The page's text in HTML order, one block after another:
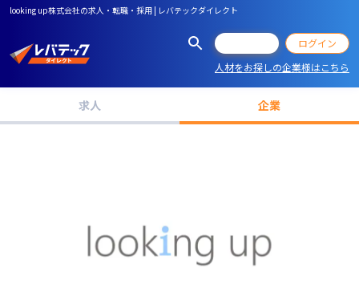
looking up株式会社の求人・転職・採用 | レバテックダイレクト
ログイン
人材をお探しの企業様はこちら
求人 企業